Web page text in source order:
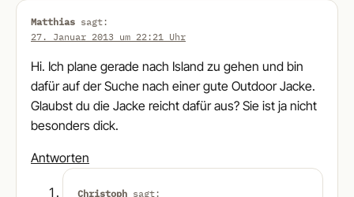
Matthias sagt:
27. Januar 2013 um 22:21 Uhr
Hi. Ich plane gerade nach Island zu gehen und bin
dafür auf der Suche nach einer gute Outdoor Jacke.
Glaubst du die Jacke reicht dafür aus? Sie ist ja nicht
besonders dick.
Antworten
Christoph sagt: